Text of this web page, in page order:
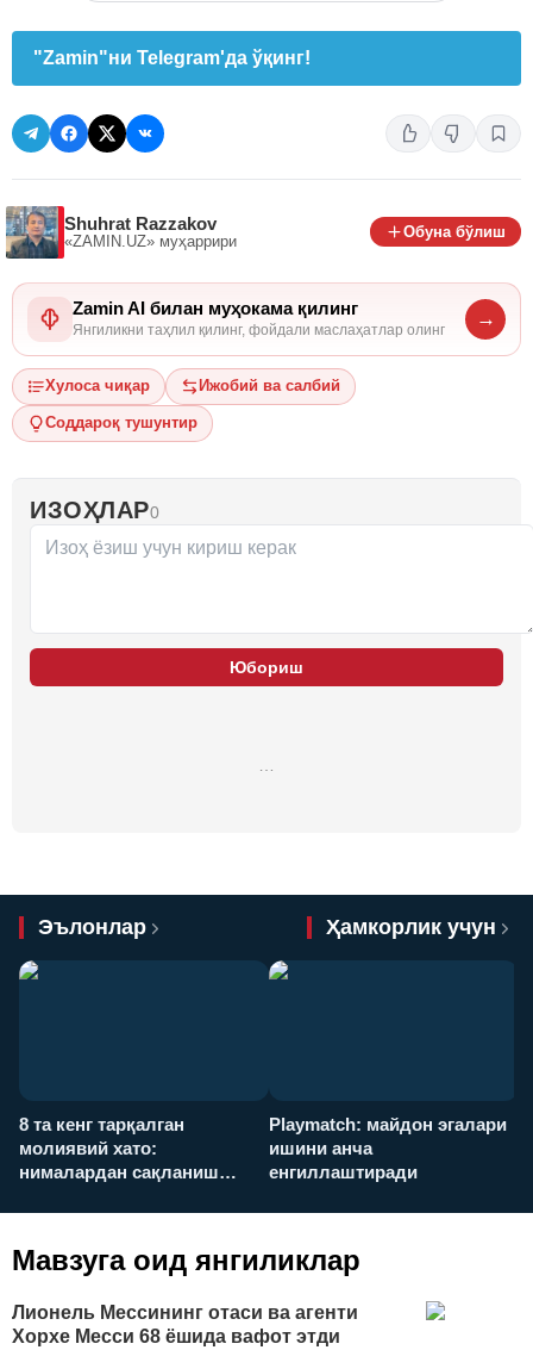
"Zamin"ни Telegram'да ўқинг!
Shuhrat Razzakov
«ZAMIN.UZ» муҳаррири
Обуна бўлиш
Zamin AI билан муҳокама қилинг
Янгиликни таҳлил қилинг, фойдали маслаҳатлар олинг
→
Хулоса чиқар Ижобий ва салбий
Соддароқ тушунтир
ИЗОҲЛАР0
Юбориш
Эълонлар Ҳамкорлик учун
8 та кенг тарқалган
молиявий хато:
нималардан сақланиш
Playmatch: майдон эгалари
ишини анча
енгиллаштиради
Мавзуга оид янгиликлар
Лионель Мессининг отаси ва агенти
Хорхе Месси 68 ёшида вафот этди